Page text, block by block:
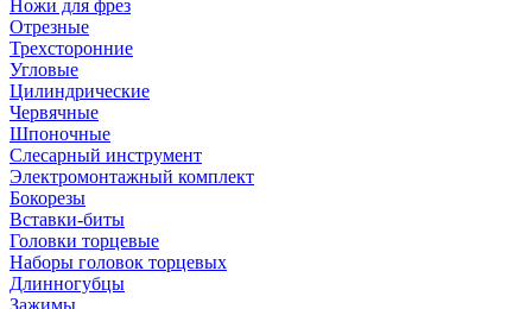
Ножи для фрез
Отрезные
Трехсторонние
Угловые
Цилиндрические
Червячные
Шпоночные
Слесарный инструмент
Электромонтажный комплект
Бокорезы
Вставки-биты
Головки торцевые
Наборы головок торцевых
Длинногубцы
Зажимы